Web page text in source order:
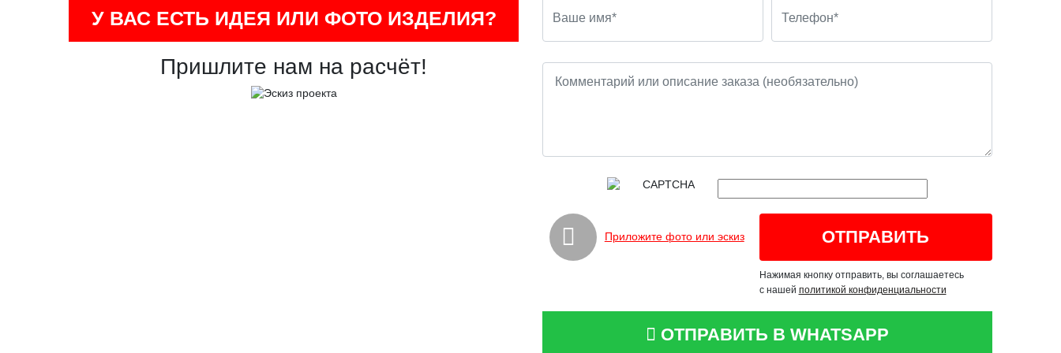
У ВАС ЕСТЬ ИДЕЯ ИЛИ ФОТО ИЗДЕЛИЯ?
Пришлите нам на расчёт!
Приложите фото или эскиз
Нажимая кнопку отправить, вы соглашаетесь
с нашей политикой конфиденциальности
ОТПРАВИТЬ В WHATSAPP